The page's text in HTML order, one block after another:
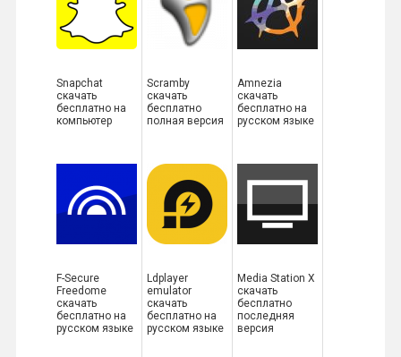
Snapchat
скачать
бесплатно на
компьютер
Scramby
скачать
бесплатно
полная версия
Amnezia
скачать
бесплатно на
русском языке
F-Secure
Freedome
скачать
бесплатно на
русском языке
Ldplayer
emulator
скачать
бесплатно на
русском языке
Media Station X
скачать
бесплатно
последняя
версия